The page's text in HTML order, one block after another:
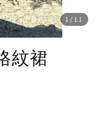
1 /11
紋裙